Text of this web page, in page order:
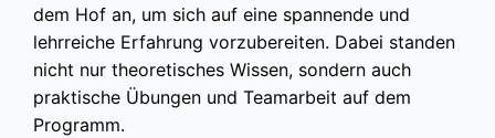
dem Hof an, um sich auf eine spannende und
lehrreiche Erfahrung vorzubereiten. Dabei standen
nicht nur theoretisches Wissen, sondern auch
praktische Übungen und Teamarbeit auf dem
Programm.